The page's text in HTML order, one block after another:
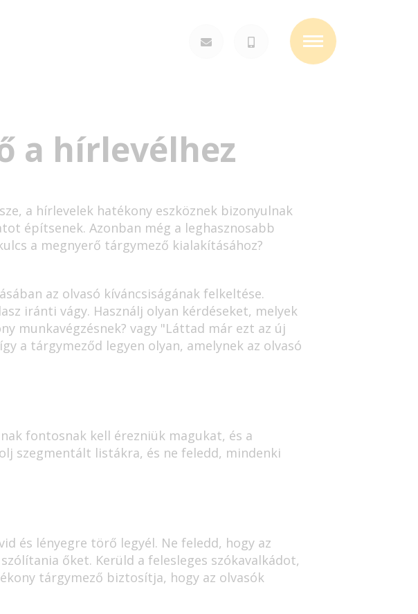
Toggle
navigation
a hírlevélhez
a hírlevelek hatékony eszköznek bizonyulnak
építsenek. Azonban még a leghasznosabb
a megnyerő tárgymező kialakításához?
az olvasó kíváncsiságának felkeltése.
iránti vágy. Használj olyan kérdéseket, melyek
munkavégzésnek? vagy "Láttad már ezt az új
a tárgymeződ legyen olyan, amelynek az olvasó
fontosnak kell érezniük magukat, és a
szegmentált listákra, és ne feledd, mindenki
és lényegre törő legyél. Ne feledd, hogy az
őket. Kerüld a felesleges szókavalkádot,
tárgymező biztosítja, hogy az olvasók